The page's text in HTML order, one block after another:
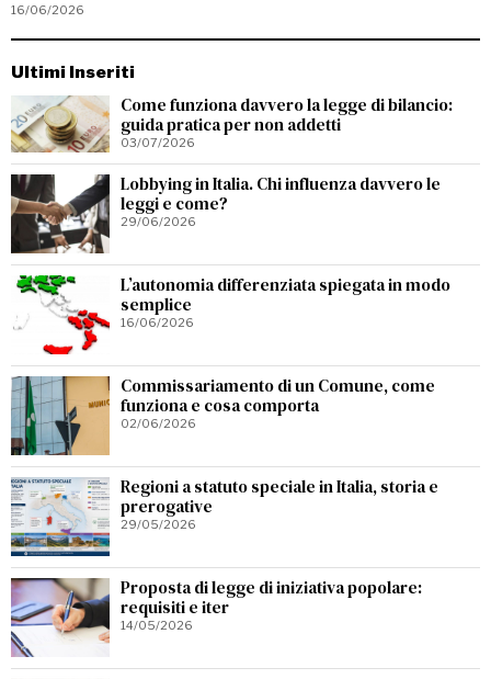
16/06/2026
Ultimi Inseriti
Come funziona davvero la legge di bilancio:
guida pratica per non addetti
03/07/2026
Lobbying in Italia. Chi influenza davvero le
leggi e come?
29/06/2026
L’autonomia differenziata spiegata in modo
semplice
16/06/2026
Commissariamento di un Comune, come
funziona e cosa comporta
02/06/2026
Regioni a statuto speciale in Italia, storia e
prerogative
29/05/2026
Proposta di legge di iniziativa popolare:
requisiti e iter
14/05/2026